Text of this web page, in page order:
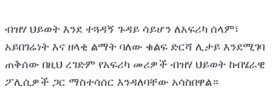
ብዝሃ ህይወት እንደ ተጓዳኝ ጉዳይ ሳይሆን ለአፍሪካ ሰላም፣
አይበገሬነት እና ዘላቂ ልማት ባለው ቁልፍ ድርሻ ሊታይ እንደሚገባ
ጠቅሰው በዚህ ረገድም የአፍሪካ መሪዎች ብዝሃ ህይወት ከብሄራዊ
ፖሊሲዎች ጋር ማስተሳሰር እንዳለባቸው አሳስበዋል።